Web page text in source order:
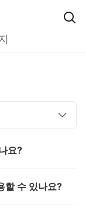
요?
할 수 있나요?